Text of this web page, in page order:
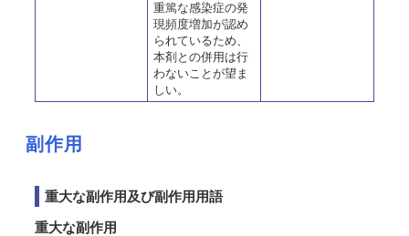
重篤な感染症の発
現頻度増加が認め
られているため、
本剤との併用は行
わないことが望ま
しい。
副作用
重大な副作用及び副作用用語
重大な副作用